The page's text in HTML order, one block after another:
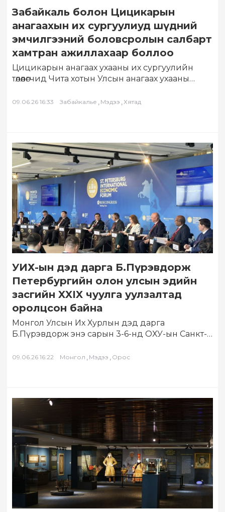
Забайкаль болон Цицикарын
анагаахын их сургуулиуд шүдний
эмчилгээний боловсролын салбарт
хамтран ажиллахаар боллоо
Цицикарын анагаах ухааны их сургуулийн
төлөөлөгчид Чита хотын Улсын анагаах ухааны
Айлчлалын хүрээнд төлөөлөгчид…
09.06.26 16:33 Забайкалье , Мэдээ , Хятад
УИХ-ын дэд дарга Б.Пүрэвдорж
Петербургийн олон улсын эдийн
засгийн XXIX чуулга уулзалтад
оролцсон байна
Монгол Улсын Их Хурлын дэд дарга
Б.Пүрэвдорж энэ сарын 3-6-нд ОХУ-ын Санкт-
Петербургийн олон улсын…
09.06.26 16:22 Монгол , Мэдээ , Орос